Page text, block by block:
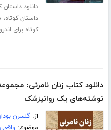
دانلود
داستان کوتاه،
کوتاه برای
دانلود کتاب زنان نامرئی:
نوشته‌های یک روانپزشک
از:گلسرن
موضوع: واقعی